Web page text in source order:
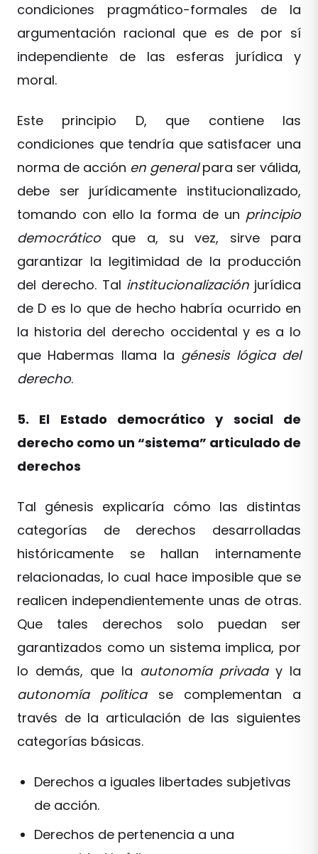
condiciones pragmático-formales de la
argumentación racional que es de por sí
independiente de las esferas jurídica y
moral.
Este principio D, que contiene las
condiciones que tendría que satisfacer una
norma de acción en generalpara ser válida,
debe ser jurídicamente institucionalizado,
tomando con ello la forma de un principio
democrático que a, su vez, sirve para
garantizar la legitimidad de la producción
del derecho. Tal institucionalizaciónjurídica
de D es lo que de hecho habría ocurrido en
la historia del derecho occidental y es a lo
que Habermas llama la génesis lógica del
derecho.
5. El Estado democrático y social de
derecho como un “sistema” articulado de
derechos
Tal génesis explicaría cómo las distintas
categorías de derechos desarrolladas
históricamente se hallan internamente
relacionadas, lo cual hace imposible que se
realicen independientemente unas de otras.
Que tales derechos solo puedan ser
garantizados como un sistema implica, por
lo demás, que la autonomía privada y la
autonomía políticase complementan a
través de la articulación de las siguientes
categorías básicas.
Derechos a iguales libertades subjetivas
de acción.
Derechos de pertenencia a una